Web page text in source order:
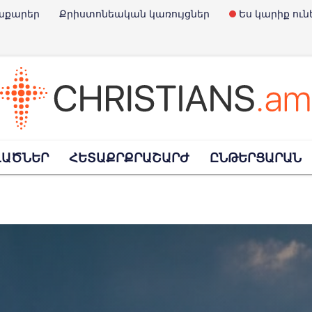
Քրիստոնեական կառույցներ Ես կարիք
ՀԵՏԱՔՐՔՐԱՇԱՐԺ ԸՆԹԵՐՑԱՐԱՆ
Չարլի Քըրքը
օրն է
տվեց նախագծին, որով արգելվում է «Child-Free»
է ռուսական ուղղափառ եկեղեցու հետ